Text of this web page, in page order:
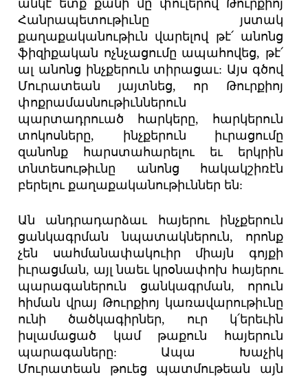
անկէ ետք քանի մը փուլերով Թուրքիոյ
Հանրապետութիւնը յստակ
քաղաքականութիւն վարելով թէ՛ անոնց
ֆիզիքական ոչնչացումը ապահովեց, թէ՛
ալ անոնց ինչքերուն տիրացաւ: Այս գծով
Մուրատեան յայտնեց, որ Թուրքիոյ
փոքրամասնութիւններուն
պարտադրուած հարկերը, հարկերուն
տոկոսները, ինչքերուն իւրացումը
զանոնք հարստահարելու եւ երկրին
տնտեսութիւնը անոնց հակակշիռէն
բերելու քաղաքականութիւններ են:
Ան անդրադարձաւ հայերու ինչքերուն
ցանկագրման նպատակներուն, որոնք
չեն սահմանափակուիր միայն գոյքի
իւրացման, այլ նաեւ կրօնափոխ հայերու
պարագաներուն ցանկագրման, որուն
հիման վրայ Թուրքիոյ կառավարութիւնը
ունի ծածկագիրներ, ուր կ՛երեւին
իսլամացած կամ թաքուն հայերուն
պարագաները: Ապա Խաչիկ
Մուրատեան թուեց պատմութեան այն